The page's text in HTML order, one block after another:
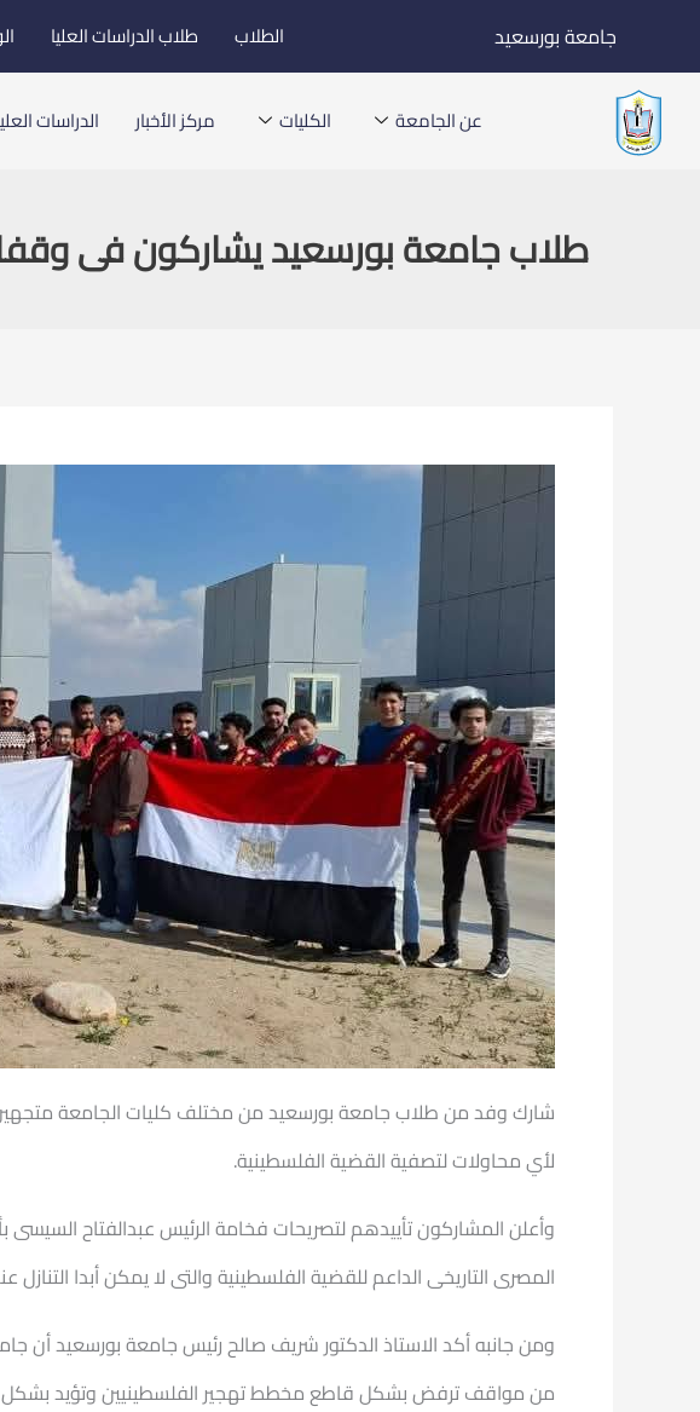
إلى
المحتوى
جامعة بورسعيد الطلاب طلاب الدراسات العليا
عن الجامعة الكليات مركز الأخبار الدراسات
طلاب جامعة بورسعيد يشاركون فى
شارك وفد من طلاب جامعة بورسعيد من مختلف كليات الجامعة متجهين
لأي محاولات لتصفية القضية الفلسطينية.
وأعلن المشاركون تأييدهم لتصريحات فخامة الرئيس عبدالفتاح
المصرى التاريخى الداعم للقضية الفلسطينية والتى لا يمكن أبدا
ومن جانبه أكد الاستاذ الدكتور شريف صالح رئيس جامعة بورسعيد أن
من مواقف ترفض بشكل قاطع مخطط تهجير الفلسطينيين وتؤيد بشكل